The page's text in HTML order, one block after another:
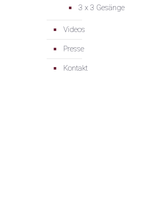
3 x 3 Gesänge
Videos
Presse
Kontakt